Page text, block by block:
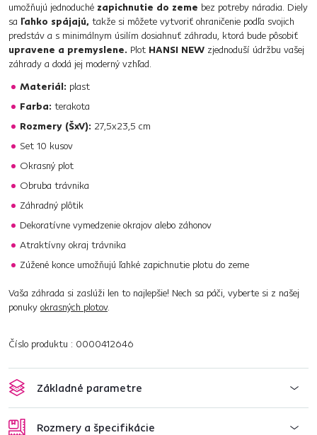
umožňujú jednoduché zapichnutie do zeme bez potreby náradia. Diely
sa ľahko spájajú, takže si môžete vytvoriť ohraničenie podľa svojich
predstáv a s minimálnym úsilím dosiahnuť záhradu, ktorá bude pôsobiť
upravene a premyslene. Plot HANSI NEW zjednoduší údržbu vašej
záhrady a dodá jej moderný vzhľad.
Materiál: plast
Farba: terakota
Rozmery (ŠxV): 27,5x23,5 cm
Set 10 kusov
Okrasný plot
Obruba trávnika
Záhradný plôtik
Dekoratívne vymedzenie okrajov alebo záhonov
Atraktívny okraj trávnika
Zúžené konce umožňujú ľahké zapichnutie plotu do zeme
Vaša záhrada si zaslúži len to najlepšie! Nech sa páči, vyberte si z našej
ponuky okrasných plotov.
Číslo produktu : 0000412646
Základné parametre
Rozmery a špecifikácie